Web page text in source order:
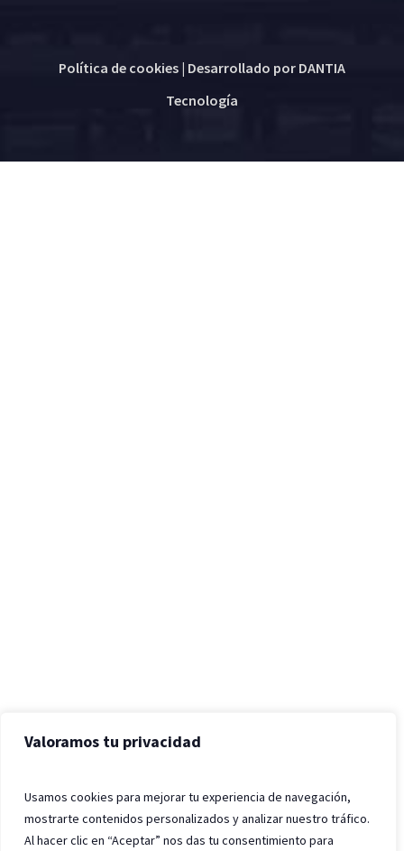
Valoramos tu privacidad
Usamos cookies para mejorar tu experiencia de navegación,
mostrarte contenidos personalizados y analizar nuestro tráfico.
Al hacer clic en “Aceptar” nos das tu consentimiento para
Política de cookies| Desarrollado por DANTIA
Tecnología